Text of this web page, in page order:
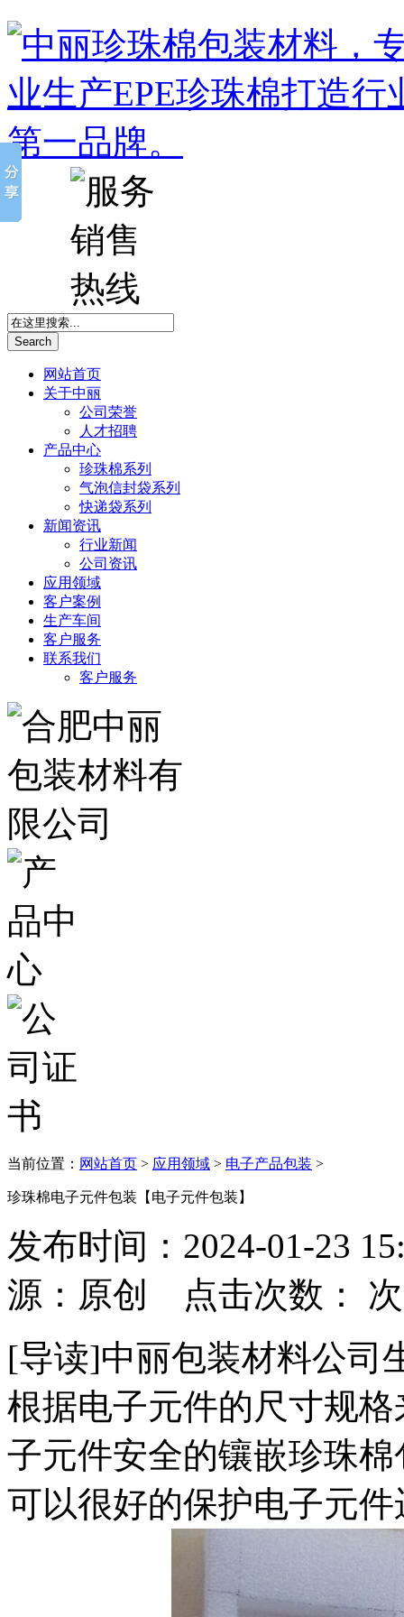
Search
网站首页
关于中丽
公司荣誉
人才招聘
产品中心
珍珠棉系列
气泡信封袋系列
快递袋系列
新闻资讯
行业新闻
公司资讯
应用领域
客户案例
生产车间
客户服务
联系我们
客户服务
当前位置： 网站首页 > 应用领域 > 电子产品包装 >
珍珠棉电子元件包装【电子元件包装】
发布时间：2024-01-23
源：原创 点击次数：
次
[导读]中丽包装材料公司
根据电子元件的尺寸规
子元件安全的镶嵌珍珠
可以很好的保护电子元